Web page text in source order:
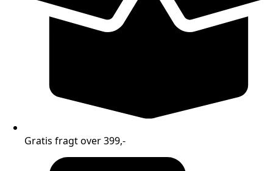
Gratis fragt over 399,-